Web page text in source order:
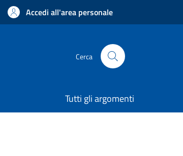
Accedi all'area personale
Cerca
Tutti gli argomenti